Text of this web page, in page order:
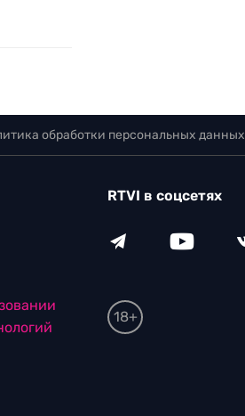
обработки персональных данных
RTVI в соцсетях
18+